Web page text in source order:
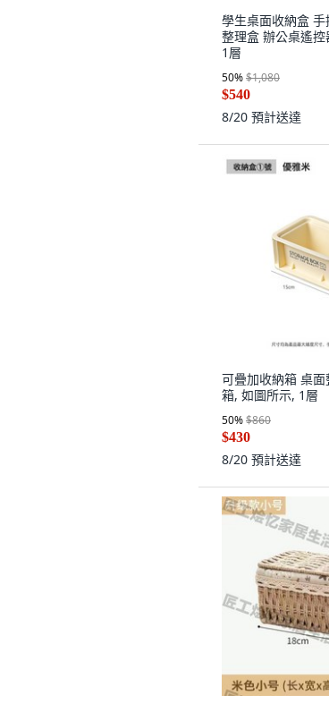
學生桌面收納盒
整理盒 辦公桌遙
1層
50%$1,080
$540
8/20 預計送達
可疊加收納箱 桌
箱, 如圖所示, 1層
50%$860
$430
8/20 預計送達